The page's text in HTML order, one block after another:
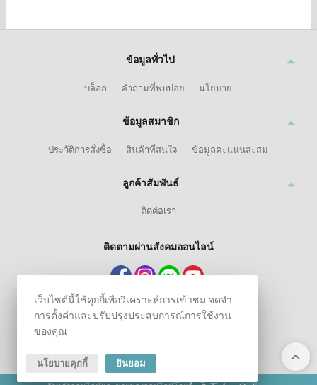
ข้อมูลทั่วไป
บล็อก คำถามที่พบบ่อย นโยบาย
ข้อมูลสมาชิก
ประวัติการสั่งซื้อ สินค้าที่สนใจ ข้อมูลคะแนนสะสม
ลูกค้าสัมพันธ์
ติดต่อเรา
ติดตามผ่านสังคมออนไลน์
เว็บไซต์นี้ใช้คุกกี้เพื่อวิเคราะห์การเข้าชม จดจำ
การตั้งค่าและปรับปรุงประสบการณ์การใช้งาน
ของคุณ
นโยบายคุกกี้ ยินยอม